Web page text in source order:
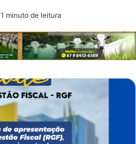
1 minuto de leitura